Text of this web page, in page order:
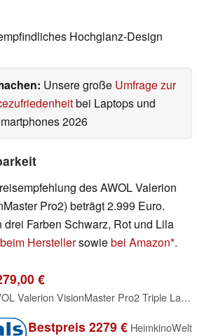
Hochglanz-Design
Unsere große Umfrage zur
bei Laptops und
2026
des AWOL Valerion
Pro2) beträgt 2.999 Euro.
Farben Schwarz, Rot und Lila
Herstellersowiebei Amazon .
€
AWOL Valerion VisionMaster Pro2 Triple Laser 4K Beamer, 3000 ISO Lumen, HDR10+, IMAX Enhanced, Dolby Vision, 4ms Lagfreies Gaming, 15000:1 Kontrast, 0.9-1.5X Optischer Zoom, Netflix/Google TV
Bestpreis 2279 € HeimkinoWelt